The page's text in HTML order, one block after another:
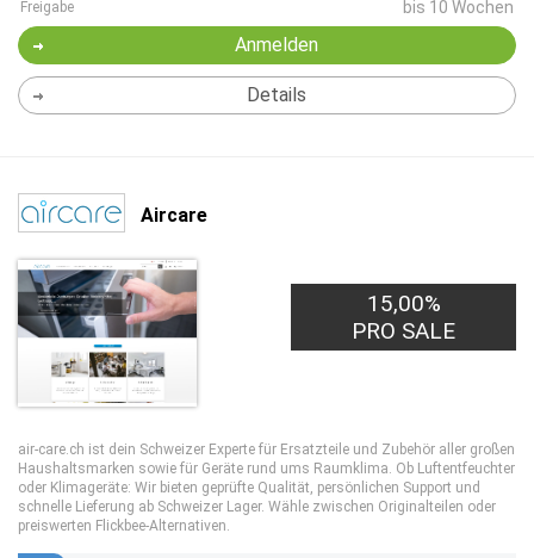
Freigabe bis 10 Wochen
Anmelden
Details
Aircare
15,00%
PRO SALE
air-care.ch ist dein Schweizer Experte für Ersatzteile und Zubehör aller großen
Haushaltsmarken sowie für Geräte rund ums Raumklima. Ob Luftentfeuchter
oder Klimageräte: Wir bieten geprüfte Qualität, persönlichen Support und
schnelle Lieferung ab Schweizer Lager. Wähle zwischen Originalteilen oder
preiswerten Flickbee-Alternativen.